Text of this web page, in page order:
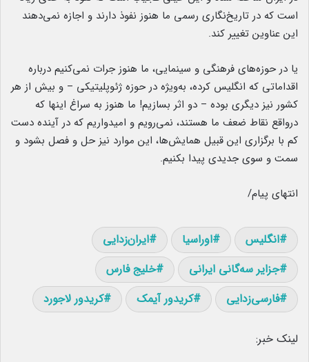
است که در تاریخ‌نگاری رسمی ما هنوز نفوذ دارند و اجازه نمی‌دهند
این عناوین تغییر کند.
یا در حوزه‌های فرهنگی و سینمایی، ما هنوز جرات نمی‌کنیم درباره
اقداماتی که انگلیس کرده، به‌ویژه در حوزه ژئوپلیتیکی – و بیش از هر
کشور نیز دیگری بوده – دو اثر بسازیم! ما هنوز به سراغ اینها که
درواقع نقاط ضعف ما هستند، نمی‌رویم و امیدواریم که در آینده دست
کم با برگزاری این قبیل همایش‌ها، این موارد نیز حل و فصل بشود و
سمت و سوی جدیدی پیدا بکنیم.
انتهای پیام/
انگلیس اوراسیا
ایران‌زدایی
جزایر سه‌گانی ایرانی
خلیج فارس
فارسی‌زدایی
کریدور آیمک کریدور لاجورد
لینک خبر: